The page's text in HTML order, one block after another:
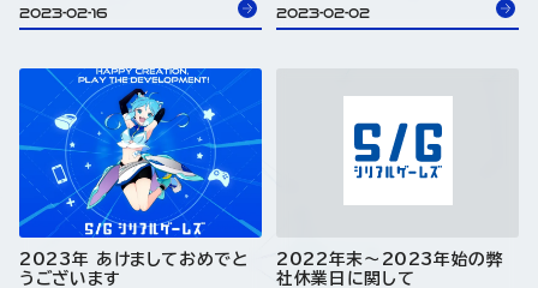
2023-02-16 2023-02-02
2023年 あけましておめでと
うございます
2022年末～2023年始の弊
社休業日に関して